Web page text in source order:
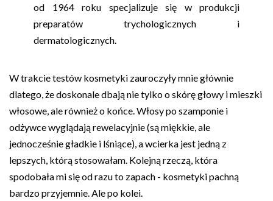
od 1964 roku specjalizuje się w produkcji
preparatów trychologicznych i
dermatologicznych.
W trakcie testów kosmetyki zauroczyły mnie głównie
dlatego, że doskonale dbają nie tylko o skórę głowy i mieszki
włosowe, ale również o końce. Włosy po szamponie i
odżywce wyglądają rewelacyjnie (są miękkie, ale
jednocześnie gładkie i lśniące), a wcierka jest jedną z
lepszych, którą stosowałam. Kolejną rzeczą, która
spodobała mi się od razu to zapach - kosmetyki pachną
bardzo przyjemnie. Ale po kolei.